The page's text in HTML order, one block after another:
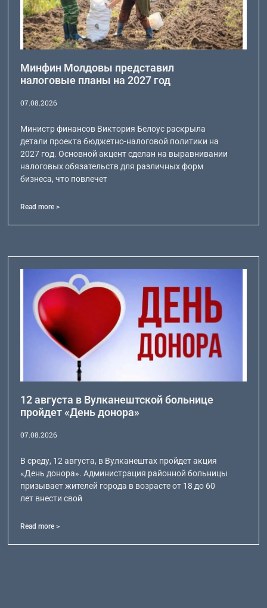
Минфин Молдовы представил
налоговые планы на 2027 год
07.08.2026
Министр финансов Виктория Белоус раскрыла
детали проекта бюджетно-налоговой политики на
2027 год. Основной акцент сделан на выравнивании
налоговых обязательств для различных форм
бизнеса, что повлечет
Read more >
12 августа в Вулканештской больнице
пройдет «День донора»
07.08.2026
В среду, 12 августа, в Вулканештах пройдет акция
«День донора». Администрация районной больницы
призывает жителей города в возрасте от 18 до 60
лет внести свой
Read more >